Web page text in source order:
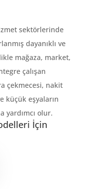
sektörlerinde
dayanıklı ve
mağaza, market,
çalışan
çekmecesi, nakit
küçük eşyaların
yardımcı olur.
İçin